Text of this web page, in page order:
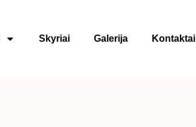
Skyriai Galerija Kontaktai